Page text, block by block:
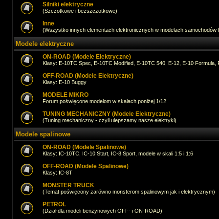
Silniki elektryczne
(Szczotkowe i bezszczotkowe)
Inne
(Wszystko innych elementach elektronicznych w modelach samochodów
Modele elektryczne
ON-ROAD (Modele Elektryczne)
Klasy: E-10TC Spec, E-10TC Modified, E-10TC 540, E-12, E-10 Formuła,
OFF-ROAD (Modele Elektryczne)
Klasy: E-10 Buggy
MODELE MIKRO
Forum poświęcone modelom w skalach poniżej 1/12
TUNING MECHANICZNY (Modele Elektryczne)
(Tuning mechaniczny - czyli ulepszamy nasze elektryki)
Modele spalinowe
ON-ROAD (Modele Spalinowe)
Klasy: IC-10TC, IC-10 Start, IC-8 Sport, modele w skali 1:5 i 1:6
OFF-ROAD (Modele Spalinowe)
Klasy: IC-8T
MONSTER TRUCK
(Temat poświęcony zarówno monsterom spalinowym jak i elektrycznym)
PETROL
(Dział dla modeli benzynowych OFF- i ON-ROAD)